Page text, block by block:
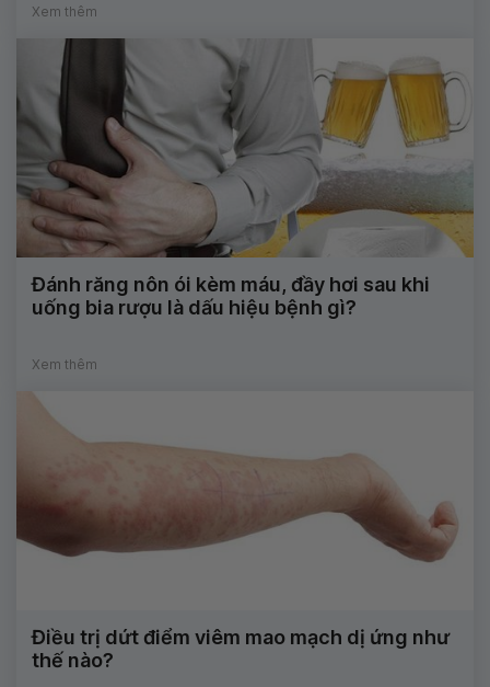
Xem thêm
Đánh răng nôn ói kèm máu, đầy hơi sau khi
uống bia rượu là dấu hiệu bệnh gì?
Xem thêm
Điều trị dứt điểm viêm mao mạch dị ứng như
thế nào?